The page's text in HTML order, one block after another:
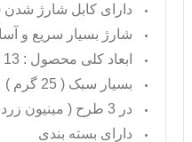
دارای کابل شارژ شدن
شارژ بسیار سریع و
ابعاد کلی محصول : 13 × 12.5 سانتیمتر
بسیار سبک ( 25 گرم )
در 3 طرح ( مینیون زرد – مینیون قرمز – کیتی )
دارای بسته بندی